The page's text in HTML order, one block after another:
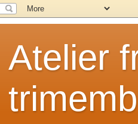
Atelier